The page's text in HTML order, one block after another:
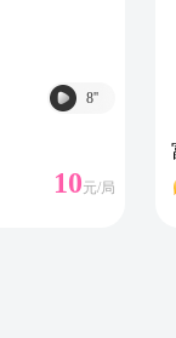
8''
10元/局